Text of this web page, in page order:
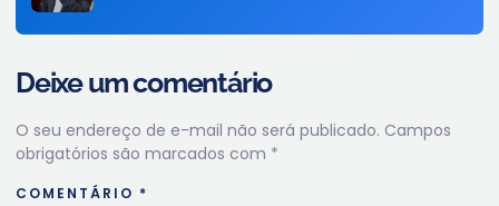
Deixe um comentário
O seu endereço de e-mail não será publicado. Campos
obrigatórios são marcados com *
COMENTÁRIO *